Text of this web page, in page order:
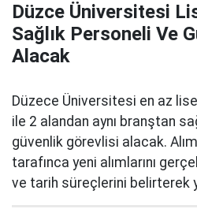
Düzce Üniversitesi
Sağlık Personeli Ve
Alacak
Düzece Üniversitesi en az
ile 2 alandan aynı branştan
güvenlik görevlisi alacak.
tarafınca yeni alımlarını
ve tarih süreçlerini belirterek